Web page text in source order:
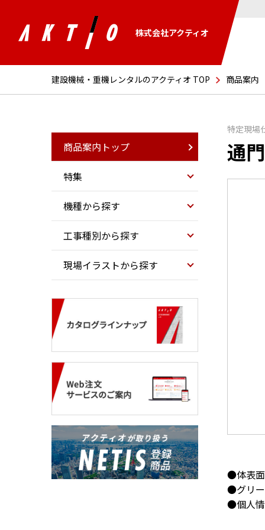
株式会社アクティオ
建設機械・重機レンタルのアクティオ TOP 商品案内
特定現場
通
●体表面
●グリー
●個人情
商品案内トップ
特集
機種から探す
工事種別から探す
現場イラストから探す